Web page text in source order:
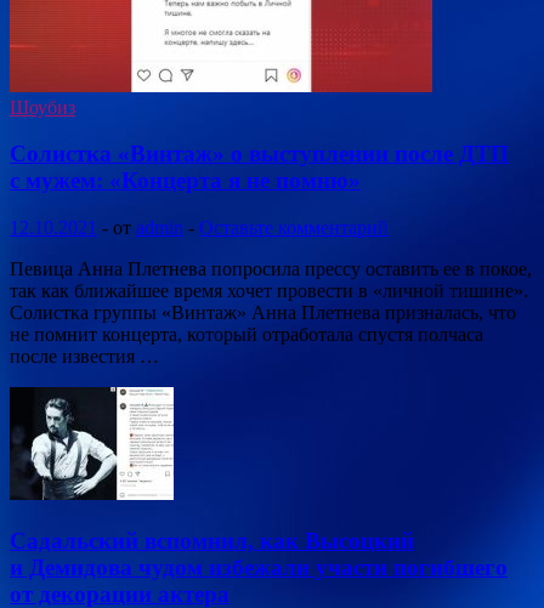
Шоубиз
Солистка «Винтаж» о выступлении после ДТП
с мужем: «Концерта я не помню»
12.10.2021 - от admin - Оставьте комментарий
Певица Анна Плетнева попросила прессу оставить ее в покое,
так как ближайшее время хочет провести в «личной тишине».
Солистка группы «Винтаж» Анна Плетнева призналась, что
не помнит концерта, который отработала спустя полчаса
после известия …
Садальский вспомнил, как Высоцкий
и Демидова чудом избежали участи погибшего
от декорации актера